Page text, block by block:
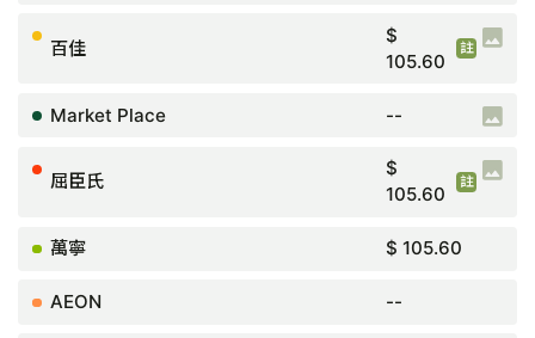
$
105.60
--
$
105.60
$ 105.60
--